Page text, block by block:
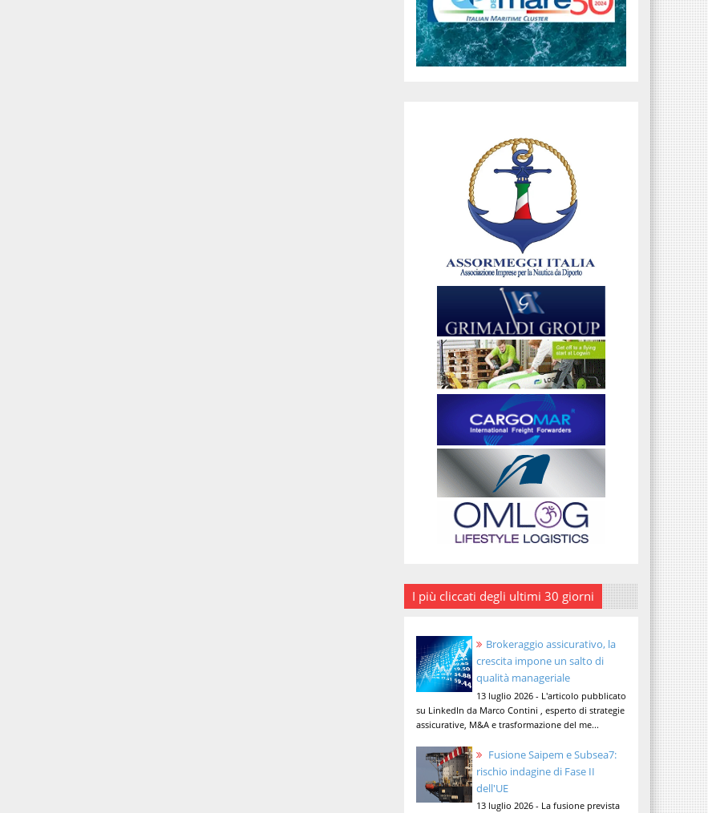
I più cliccati degli ultimi 30 giorni
Brokeraggio assicurativo, la
crescita impone un salto di
qualità manageriale
13 luglio 2026 - L'articolo pubblicato
su LinkedIn da Marco Contini , esperto di strategie
assicurative, M&A e trasformazione del me...
Fusione Saipem e Subsea7:
rischio indagine di Fase II
dell'UE
13 luglio 2026 - La fusione prevista